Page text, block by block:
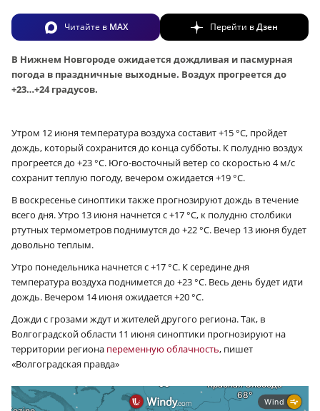
Читайте в MAX Перейти вДзен
В Нижнем Новгороде ожидается дождливая и пасмурная
погода в праздничные выходные. Воздух прогреется до
+23…+24 градусов.
Утром 12 июня температура воздуха составит +15 °С, пройдет
дождь, который сохранится до конца субботы. К полудню воздух
прогреется до +23 °С. Юго-восточный ветер со скоростью 4 м/с
сохранит теплую погоду, вечером ожидается +19 °С.
В воскресенье синоптики также прогнозируют дождь в течение
всего дня. Утро 13 июня начнется с +17 °С, к полудню столбики
ртутных термометров поднимутся до +22 °С. Вечер 13 июня будет
довольно теплым.
Утро понедельника начнется с +17 °С. К середине дня
температура воздуха поднимется до +23 °С. Весь день будет идти
дождь. Вечером 14 июня ожидается +20 °С.
Дожди с грозами ждут и жителей другого региона. Так, в
Волгоградской области 11 июня синоптики прогнозируют на
территории региона переменную облачность, пишет
«Волгоградская правда»